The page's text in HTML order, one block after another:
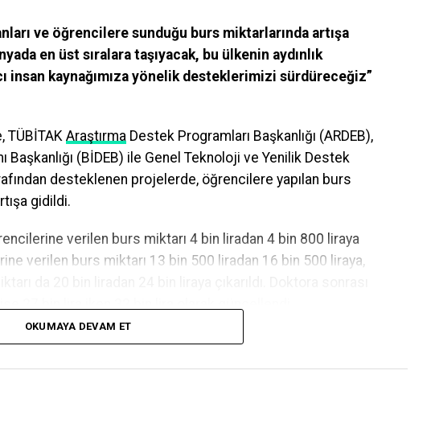
ve öğrencilere sunduğu burs miktarlarında artışa
en üst sıralara taşıyacak, bu ülkenin aydınlık
insan kaynağımıza yönelik desteklerimizi sürdüreceğiz”
TÜBİTAK Araştırma Destek Programları Başkanlığı (ARDEB),
Başkanlığı (BİDEB) ile Genel Teknoloji ve Yenilik Destek
desteklenen projelerde, öğrencilere yapılan burs
gidildi.
verilen burs miktarı 4 bin liradan 4 bin 800 liraya
verilen burs miktarı 13 bin 500 liradan 16 bin 500 liraya,
Performans Programı’nda yer alan performans
OKUMAYA DEVAM ET